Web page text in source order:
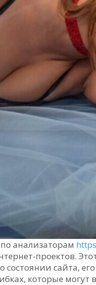
анализаторам
проектов.
сайта,
которые могут